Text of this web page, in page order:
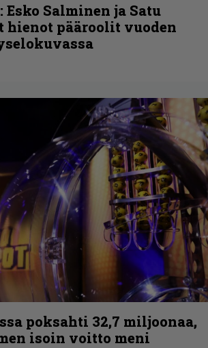
Esko Salminen ja Satu
hienot pääroolit vuoden
poksahti 32,7 miljoonaa,
isoin voitto meni